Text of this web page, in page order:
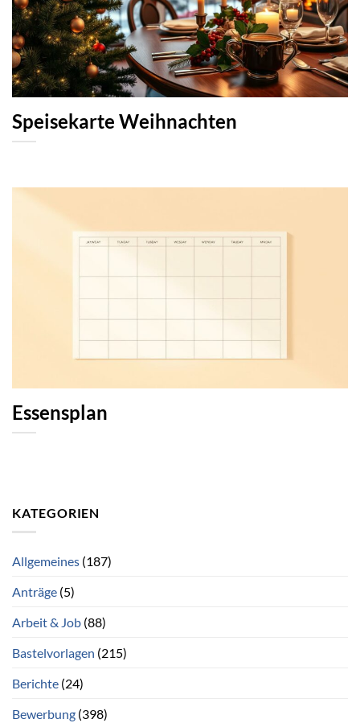
Speisekarte Weihnachten
Essensplan
KATEGORIEN
Allgemeines (187)
Anträge (5)
Arbeit & Job (88)
Bastelvorlagen (215)
Berichte (24)
Bewerbung (398)